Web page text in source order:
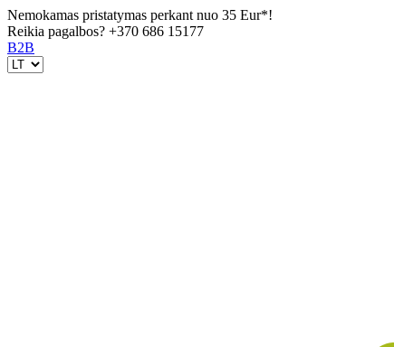
Nemokamas pristatymas perkant nuo 35 Eur*!
Reikia pagalbos? +370 686 15177
B2B